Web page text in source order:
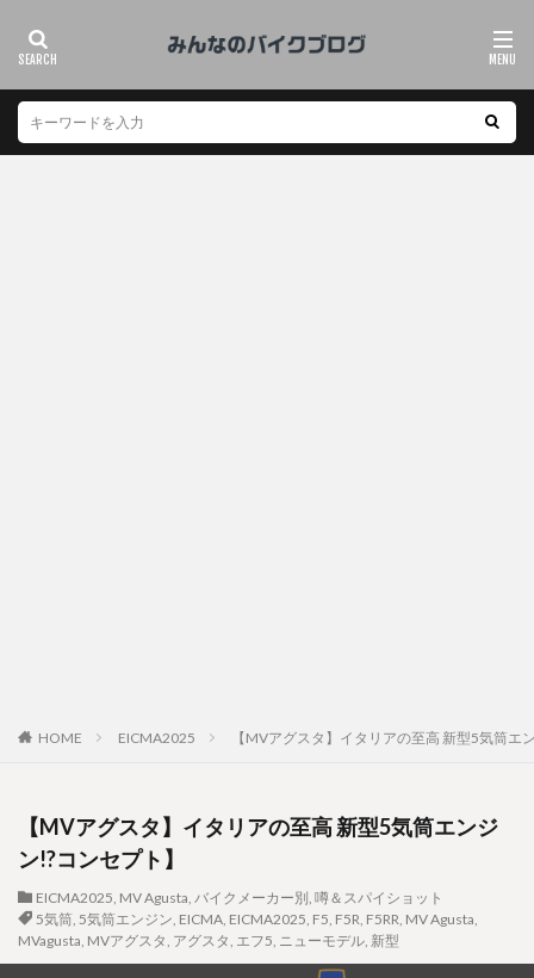
HOME EICMA2025 【MVアグスタ】イタリアの至高 新型5気筒エ
【MVアグスタ】イタリアの至高 新型5気筒エンジ
ン!?コンセプト】
EICMA2025, MV Agusta, バイクメーカー別, 噂＆スパイショット
5気筒, 5気筒エンジン, EICMA, EICMA2025, F5, F5R, F5RR, MV Agusta,
MVagusta, MVアグスタ, アグスタ, エフ5, ニューモデル, 新型